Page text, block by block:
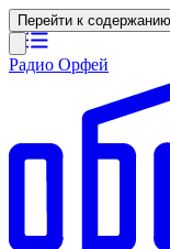
Перейти к содержанию
Радио Орфей